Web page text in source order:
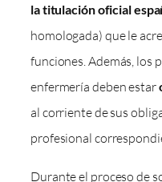
la titulación oficial
homologada) que le
funciones. Además, los
enfermería deben estar
al corriente de sus
profesional
Durante el proceso de